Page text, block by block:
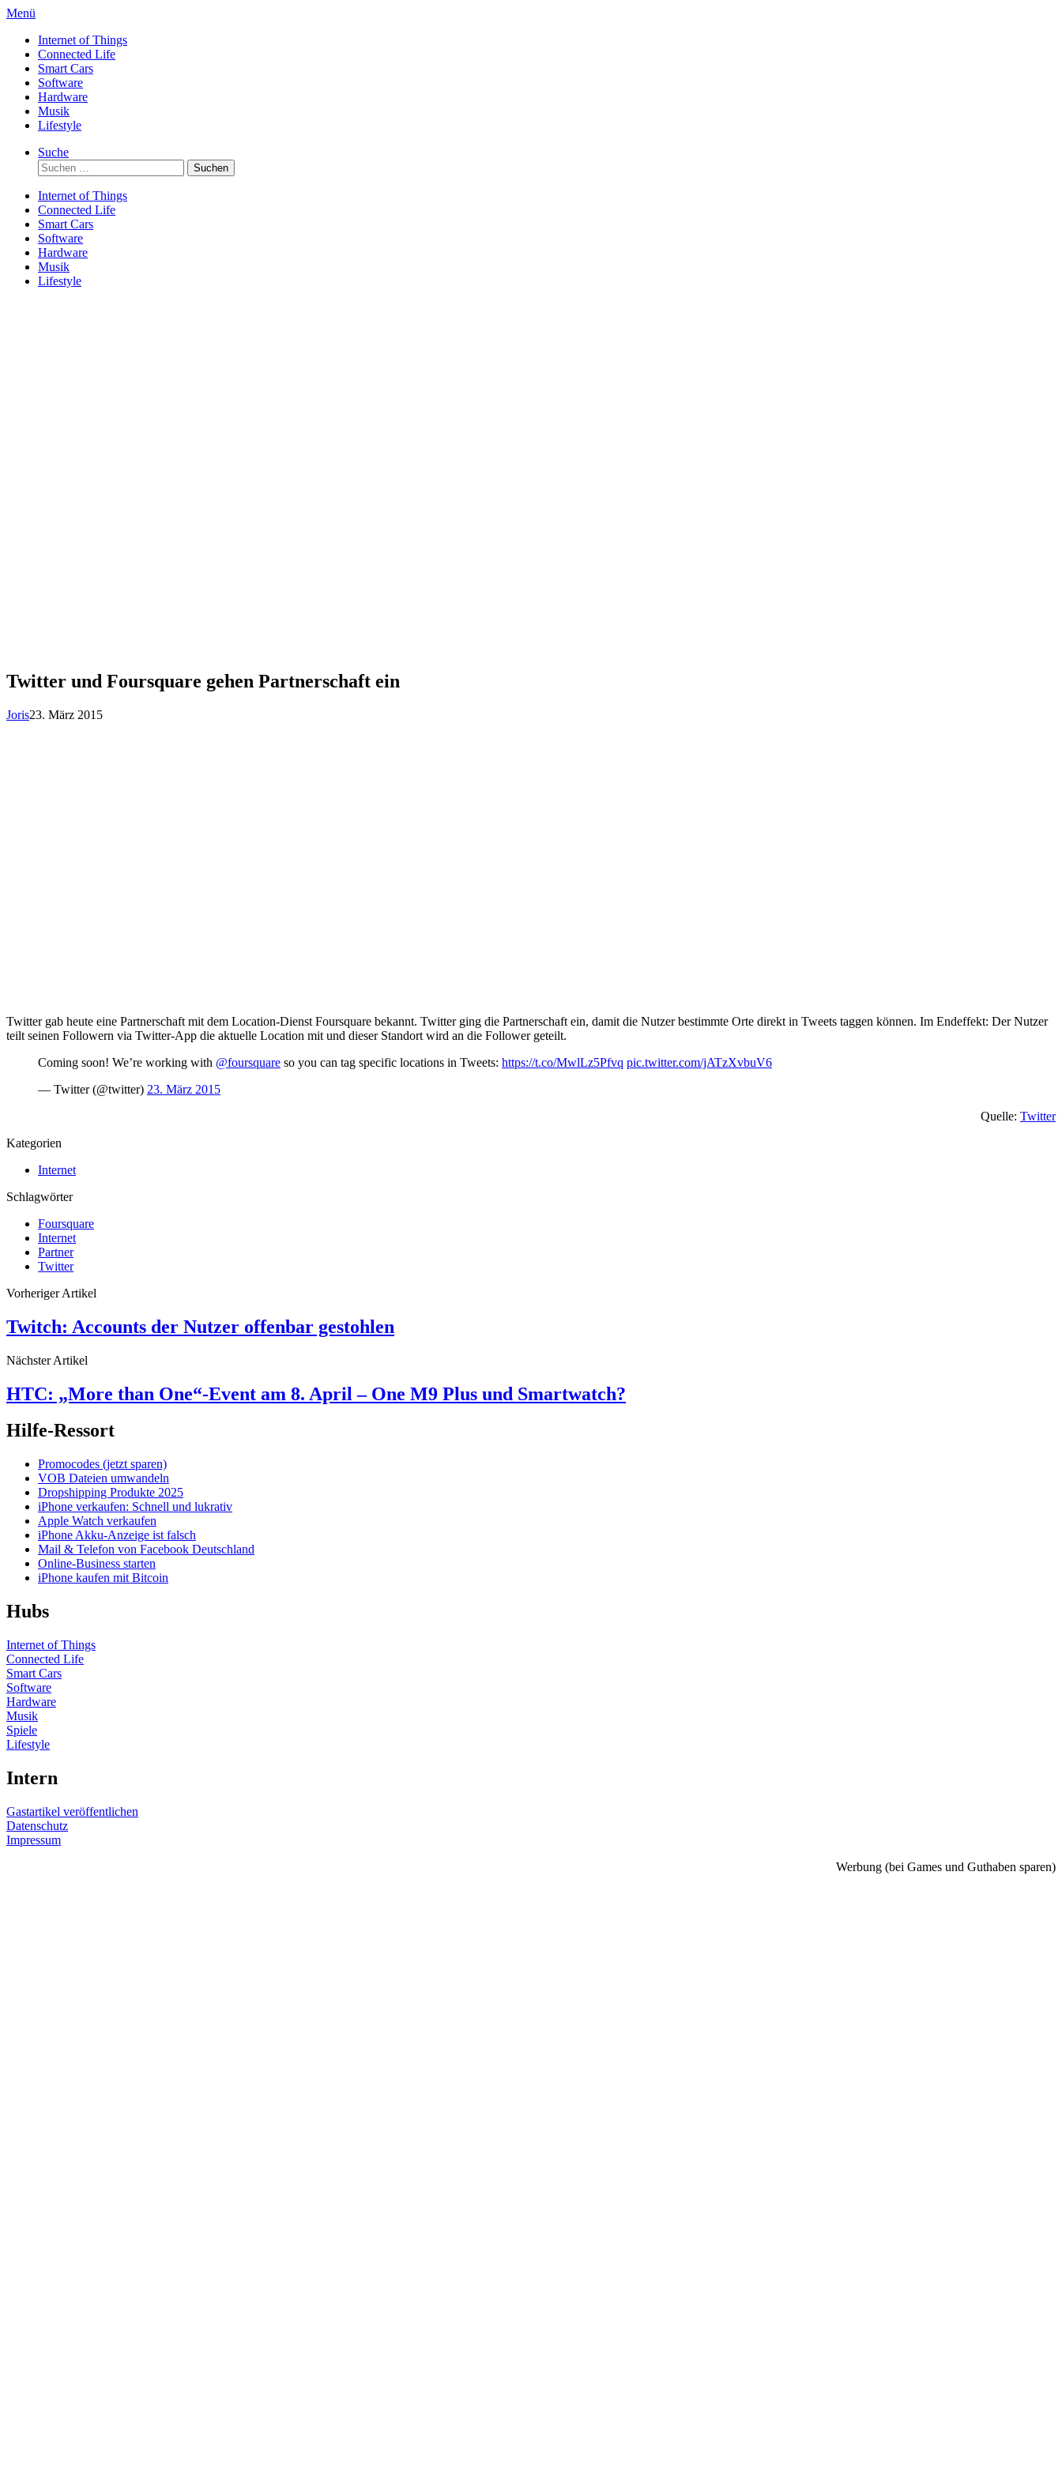
Direkt
Inhalt
Menü
Internet of Things
Connected Life
Smart Cars
Software
Hardware
Musik
Lifestyle
Suche
Suchen
nach:
Internet of Things
Connected Life
Smart Cars
Software
Hardware
Musik
Lifestyle
Twitter und Foursquare gehen Partnerschaft ein
Joris23. März 2015
Twitter gab heute eine Partnerschaft mit dem Location-Dienst Foursquare bekannt. Twitter ging die Partnerschaft ein, damit die Nutzer bestimmte Orte direkt in Tweets taggen können. Im Endeffekt: Der Nutzer
teilt seinen Followern via Twitter-App die aktuelle Location mit und dieser Standort wird an die Follower geteilt.
Coming soon! We’re working with @foursquare so you can tag specific locations in Tweets: https://t.co/MwlLz5Pfvq pic.twitter.com/jATzXvbuV6
— Twitter (@twitter) 23. März 2015
Quelle: Twitter
Kategorien
Internet
Schlagwörter
Foursquare
Internet
Partner
Twitter
Vorheriger Artikel
Twitch: Accounts der Nutzer offenbar gestohlen
Nächster Artikel
HTC: „More than One“-Event am 8. April – One M9 Plus und Smartwatch?
Hilfe-Ressort
Promocodes (jetzt sparen)
VOB Dateien umwandeln
Dropshipping Produkte 2025
iPhone verkaufen: Schnell und lukrativ
Apple Watch verkaufen
iPhone Akku-Anzeige ist falsch
Mail & Telefon von Facebook Deutschland
Online-Business starten
iPhone kaufen mit Bitcoin
Hubs
Internet of Things
Connected Life
Smart Cars
Software
Hardware
Musik
Spiele
Lifestyle
Intern
Gastartikel veröffentlichen
Datenschutz
Impressum
Werbung (bei Games und Guthaben sparen)